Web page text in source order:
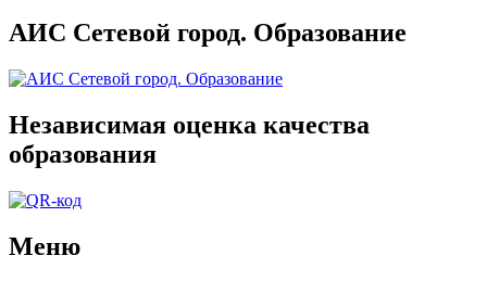
АИС Сетевой город. Образование
Независимая оценка качества
образования
Меню